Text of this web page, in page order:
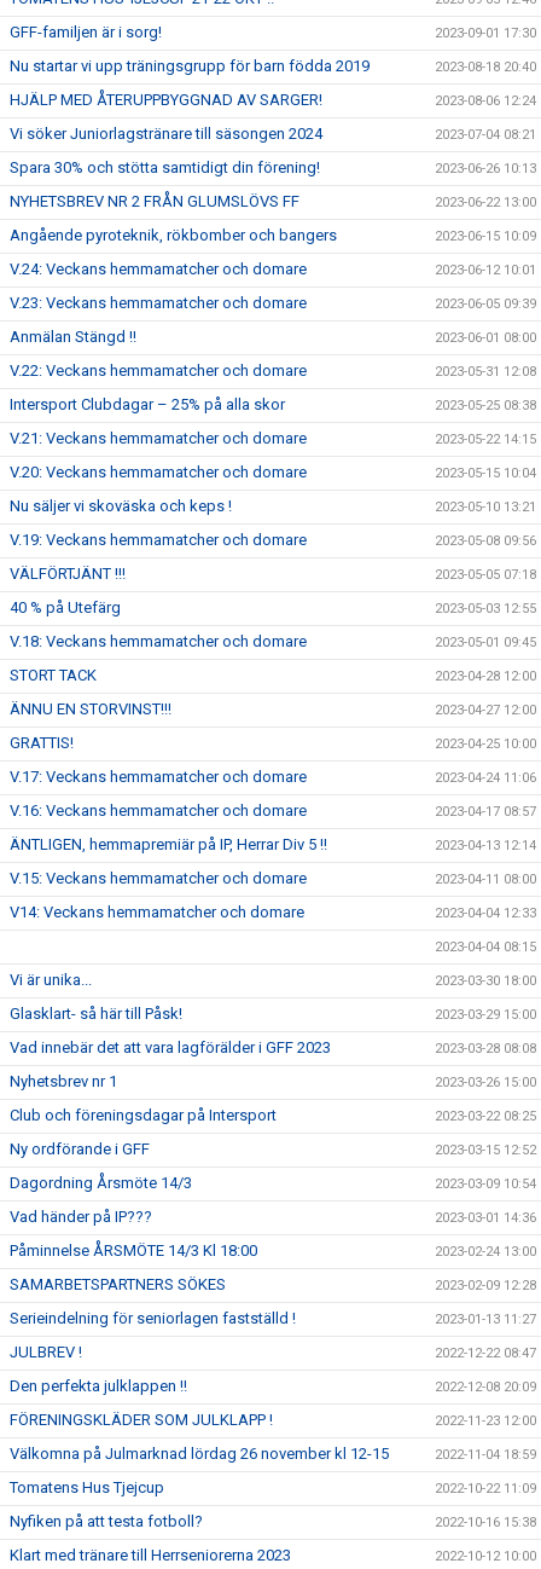
GFF-familjen är i sorg! 2023-09-01 17:30
Nu startar vi upp träningsgrupp för barn födda 2019 2023-08-18 20:40
HJÄLP MED ÅTERUPPBYGGNAD AV SARGER! 2023-08-06 12:24
Vi söker Juniorlagstränare till säsongen 2024 2023-07-04 08:21
Spara 30% och stötta samtidigt din förening! 2023-06-26 10:13
NYHETSBREV NR 2 FRÅN GLUMSLÖVS FF 2023-06-22 13:00
Angående pyroteknik, rökbomber och bangers 2023-06-15 10:09
V.24: Veckans hemmamatcher och domare 2023-06-12 10:01
V.23: Veckans hemmamatcher och domare 2023-06-05 09:39
Anmälan Stängd !! 2023-06-01 08:00
V.22: Veckans hemmamatcher och domare 2023-05-31 12:08
Intersport Clubdagar – 25% på alla skor 2023-05-25 08:38
V.21: Veckans hemmamatcher och domare 2023-05-22 14:15
V.20: Veckans hemmamatcher och domare 2023-05-15 10:04
Nu säljer vi skoväska och keps ! 2023-05-10 13:21
V.19: Veckans hemmamatcher och domare 2023-05-08 09:56
VÄLFÖRTJÄNT !!! 2023-05-05 07:18
40 % på Utefärg 2023-05-03 12:55
V.18: Veckans hemmamatcher och domare 2023-05-01 09:45
STORT TACK 2023-04-28 12:00
ÄNNU EN STORVINST!!! 2023-04-27 12:00
GRATTIS! 2023-04-25 10:00
V.17: Veckans hemmamatcher och domare 2023-04-24 11:06
V.16: Veckans hemmamatcher och domare 2023-04-17 08:57
ÄNTLIGEN, hemmapremiär på IP, Herrar Div 5 !! 2023-04-13 12:14
V.15: Veckans hemmamatcher och domare 2023-04-11 08:00
V14: Veckans hemmamatcher och domare 2023-04-04 12:33
2023-04-04 08:15
Vi är unika... 2023-03-30 18:00
Glasklart- så här till Påsk! 2023-03-29 15:00
Vad innebär det att vara lagförälder i GFF 2023 2023-03-28 08:08
Nyhetsbrev nr 1 2023-03-26 15:00
Club och föreningsdagar på Intersport 2023-03-22 08:25
Ny ordförande i GFF 2023-03-15 12:52
Dagordning Årsmöte 14/3 2023-03-09 10:54
Vad händer på IP??? 2023-03-01 14:36
Påminnelse ÅRSMÖTE 14/3 Kl 18:00 2023-02-24 13:00
SAMARBETSPARTNERS SÖKES 2023-02-09 12:28
Serieindelning för seniorlagen fastställd ! 2023-01-13 11:27
JULBREV ! 2022-12-22 08:47
Den perfekta julklappen !! 2022-12-08 20:09
FÖRENINGSKLÄDER SOM JULKLAPP ! 2022-11-23 12:00
Välkomna på Julmarknad lördag 26 november kl 12-15 2022-11-04 18:59
Tomatens Hus Tjejcup 2022-10-22 11:09
Nyfiken på att testa fotboll? 2022-10-16 15:38
Klart med tränare till Herrseniorerna 2023 2022-10-12 10:00